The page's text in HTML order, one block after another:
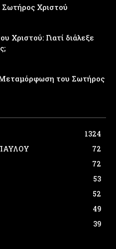
Χριστού
Γιατί διάλεξε
του Σωτήρος
1324
72
72
53
52
49
39